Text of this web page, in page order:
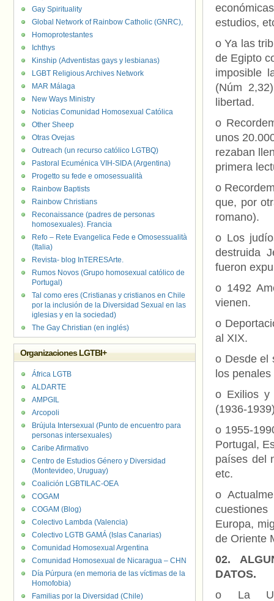
estudios,
o Ya las
de Egipto
imposible
(Núm
libertad.
o
unos
rezaban
primera
o
que, por
romano).
o Los
destruida
fueron
o 1492
vienen.
o
al XIX.
o Desde el
los
o Exilios y
(1936-
o 1955-
Portugal,
países del
etc.
o
Europa,
de Oriente
02.
DATOS.
o La
Gay Spirituality
Global Network of Rainbow Catholic (GNRC),
Homoprotestantes
Ichthys
Kinship (Adventistas gays y lesbianas)
LGBT Religious Archives Network
MAR Málaga
New Ways Ministry
Noticias Comunidad Homosexual Católica
Other Sheep
Otras Ovejas
Outreach (un recurso católico LGTBQ)
Pastoral Ecuménica VIH-SIDA (Argentina)
Progetto su fede e omosessualità
Rainbow Baptists
Rainbow Christians
Reconaissance (padres de personas
homosexuales). Francia
Refo – Rete Evangelica Fede e Omosessualità
(Italia)
Revista- blog InTERESArte.
Rumos Novos (Grupo homosexual católico de
Portugal)
Tal como eres (Cristianas y cristianos en Chile
por la inclusión de la Diversidad Sexual en las
iglesias y en la sociedad)
The Gay Christian (en inglés)
Organizaciones LGTBI+
África LGTB
ALDARTE
AMPGIL
Arcopoli
Brújula Intersexual (Punto de encuentro para
personas intersexuales)
Caribe Afirmativo
Centro de Estudios Género y Diversidad
(Montevideo, Uruguay)
Coalición LGBTILAC-OEA
COGAM
COGAM (Blog)
Colectivo Lambda (Valencia)
Colectivo LGTB GAMÁ (Islas Canarias)
Comunidad Homosexual Argentina
Comunidad Homosexual de Nicaragua – CHN
Día Púrpura (en memoria de las víctimas de la
Homofobia)
Familias por la Diversidad (Chile)